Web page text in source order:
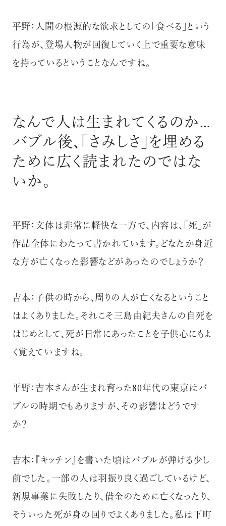
平野：人間の根源的な欲求としての「食べる」という
行為が、登場人物が回復していく上で重要な意味
を持っているということなんですね。
なんで人は生まれてくるのか…
バブル後、「さみしさ」を埋める
ために広く読まれたのではな
いか。
平野：文体は非常に軽快な一方で、内容は、「死」が
作品全体にわたって書かれています。どなたか身近
な方が亡くなった影響などがあったのでしょうか？
吉本：子供の時から、周りの人が亡くなるということ
はよくありました。それこそ三島由紀夫さんの自死を
はじめとして、死が日常にあったことを子供心にもよ
く覚えていますね。
平野：吉本さんが生まれ育った80年代の東京はバ
ブルの時期でもありますが、その影響はどうです
か？
吉本：『キッチン』を書いた頃はバブルが弾ける少し
前でした。一部の人は羽振り良く過ごしているけど、
新規事業に失敗したり、借金のために亡くなったり、
そういった死が身の回りでよくありました。私は下町